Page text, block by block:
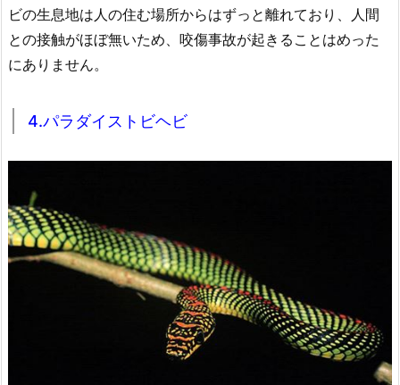
ビの生息地は人の住む場所からはずっと離れており、人間
との接触がほぼ無いため、咬傷事故が起きることはめった
にありません。
4.パラダイストビヘビ